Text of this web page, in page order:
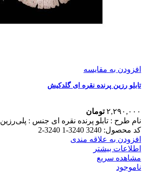
افزودن به مقایسه
تابلو رزین پرنده نقره ای گلدکیش
۲,۲۹۰,۰۰۰ تومان
نام طرح :‌ تابلو پرنده نقره ای جنس : پلی‌رزین
کد محصول: 3240 3240-1 3240-2
افزودن به علاقه مندی
اطلاعات بیشتر
مشاهده سریع
ناموجود